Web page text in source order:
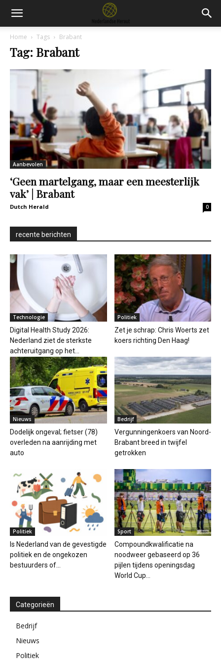
Home Tags Brabant
Tag: Brabant
Aanbevolen
‘Geen martelgang, maar een meesterlijk
vak’ | Brabant
Dutch Herald 0
recente berichten
Technologie
Digital Health Study 2026:
Nederland ziet de sterkste
achteruitgang op het...
Politiek
Zet je schrap: Chris Woerts zet
koers richting Den Haag!
Nieuws
Dodelijk ongeval; fietser (78)
overleden na aanrijding met
auto
Bedrijf
Vergunningenkoers van Noord-
Brabant breed in twijfel
getrokken
Politiek
Is Nederland van de gevestigde
politiek en de ongekozen
bestuurders of...
Sport
Compoundkwalificatie na
noodweer gebaseerd op 36
pijlen tijdens openingsdag
World Cup...
Categorieën
Bedrijf
Nieuws
Politiek